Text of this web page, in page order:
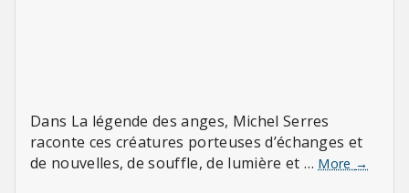
Dans La légende des anges, Michel Serres
raconte ces créatures porteuses d’échanges et
de nouvelles, de souffle, de lumière et … More
L’ange
→